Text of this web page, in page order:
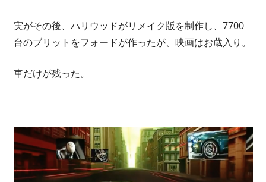
実がその後、ハリウッドがリメイク版を制作し、7700
台のブリットをフォードが作ったが、映画はお蔵入り。
車だけが残った。